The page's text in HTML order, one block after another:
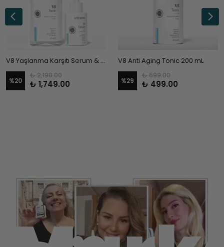
V8 Yaşlanma Karşıtı Serum & V8 Tonic
%20
₺ 2,198.00
₺ 1,749.00
V8 Anti Aging Tonic 200 mL
%29
₺ 699.00
₺ 499.00